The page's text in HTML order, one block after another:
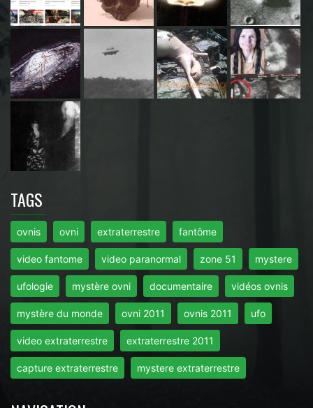
TAGS
ovnis ovni extraterrestre fantôme
video fantome video paranormal zone 51 mystere
ufologie mystère ovni documentaire vidéos ovnis
mystère du monde ovni 2011 ovnis 2011 ufo
video extraterrestre extraterrestre 2011
capture extraterrestre mystere extraterrestre